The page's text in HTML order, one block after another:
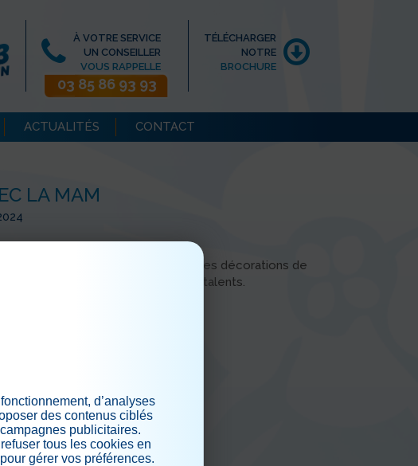
À VOTRE SERVICE
UN CONSEILLER
VOUS RAPPELLE
03 85 86 93 93
TÉLÉCHARGER
NOTRE
BROCHURE
ACTUALITÉS CONTACT
LA MAM
la main à la pâte pour créer des décorations de
de s'entraider, de partager leurs talents.
sociaux
d’analyses
des contenus ciblés
publicitaires.
tous les cookies en
gérer vos préférences.